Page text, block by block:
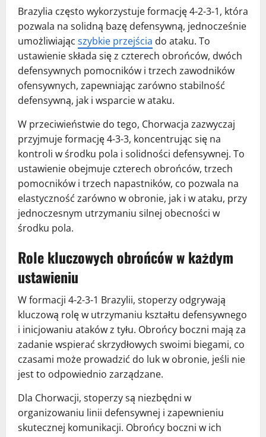
Brazylia często wykorzystuje formację 4-2-3-1, która
pozwala na solidną bazę defensywną, jednocześnie
umożliwiając szybkie przejścia do ataku. To
ustawienie składa się z czterech obrońców, dwóch
defensywnych pomocników i trzech zawodników
ofensywnych, zapewniając zarówno stabilność
defensywną, jak i wsparcie w ataku.
W przeciwieństwie do tego, Chorwacja zazwyczaj
przyjmuje formację 4-3-3, koncentrując się na
kontroli w środku pola i solidności defensywnej. To
ustawienie obejmuje czterech obrońców, trzech
pomocników i trzech napastników, co pozwala na
elastyczność zarówno w obronie, jak i w ataku, przy
jednoczesnym utrzymaniu silnej obecności w
środku pola.
Role kluczowych obrońców w każdym
ustawieniu
W formacji 4-2-3-1 Brazylii, stoperzy odgrywają
kluczową rolę w utrzymaniu kształtu defensywnego
i inicjowaniu ataków z tyłu. Obrońcy boczni mają za
zadanie wspierać skrzydłowych swoimi biegami, co
czasami może prowadzić do luk w obronie, jeśli nie
jest to odpowiednio zarządzane.
Dla Chorwacji, stoperzy są niezbędni w
organizowaniu linii defensywnej i zapewnieniu
skutecznej komunikacji. Obrońcy boczni w ich